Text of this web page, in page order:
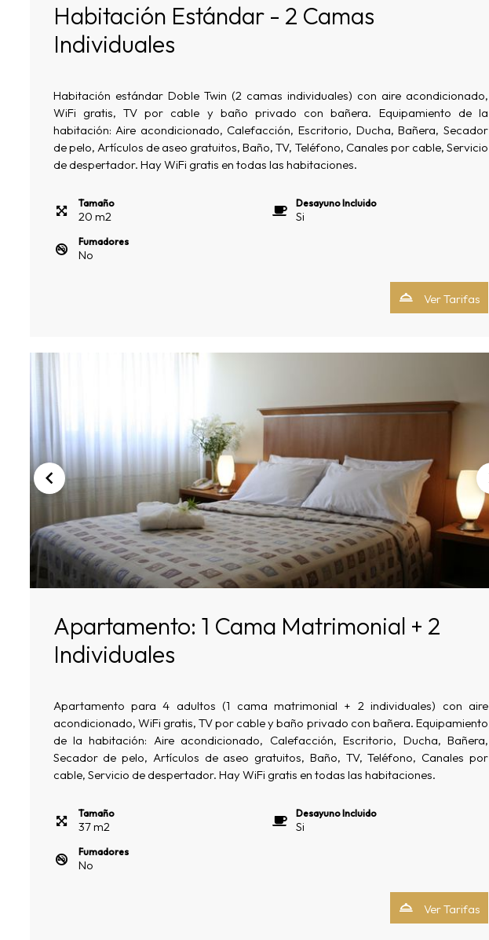
Habitación Estándar - 2 Camas
Individuales
Habitación estándar Doble Twin (2 camas individuales) con aire acondicionado,
WiFi gratis, TV por cable y baño privado con bañera. Equipamiento de la
habitación: Aire acondicionado, Calefacción, Escritorio, Ducha, Bañera, Secador
de pelo, Artículos de aseo gratuitos, Baño, TV, Teléfono, Canales por cable, Servicio
de despertador. Hay WiFi gratis en todas las habitaciones.
Tamaño
20m2
Desayuno Incluido
Si
Fumadores
No
Ver Tarifas
Apartamento: 1 Cama Matrimonial + 2
Individuales
Apartamento para 4 adultos (1 cama matrimonial + 2 individuales) con aire
acondicionado, WiFi gratis, TV por cable y baño privado con bañera. Equipamiento
de la habitación: Aire acondicionado, Calefacción, Escritorio, Ducha, Bañera,
Secador de pelo, Artículos de aseo gratuitos, Baño, TV, Teléfono, Canales por
cable, Servicio de despertador. Hay WiFi gratis en todas las habitaciones.
Tamaño
37m2
Desayuno Incluido
Si
Fumadores
No
Ver Tarifas